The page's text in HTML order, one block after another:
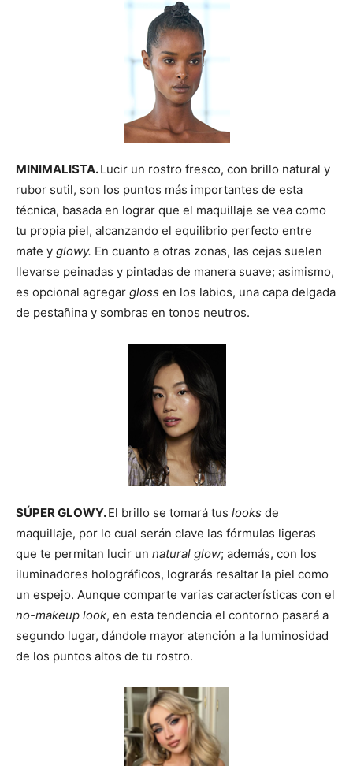
MINIMALISTA.Lucir un rostro fresco, con brillo natural y
rubor sutil, son los puntos más importantes de esta
técnica, basada en lograr que el maquillaje se vea como
tu propia piel, alcanzando el equilibrio perfecto entre
mate y glowy. En cuanto a otras zonas, las cejas suelen
llevarse peinadas y pintadas de manera suave; asimismo,
es opcional agregar gloss en los labios, una capa delgada
de pestañina y sombras en tonos neutros.
SÚPER GLOWY.El brillo se tomará tus looks de
maquillaje, por lo cual serán clave las fórmulas ligeras
que te permitan lucir un natural glow; además, con los
iluminadores holográficos, lograrás resaltar la piel como
un espejo. Aunque comparte varias características con el
no-makeup look, en esta tendencia el contorno pasará a
segundo lugar, dándole mayor atención a la luminosidad
de los puntos altos de tu rostro.